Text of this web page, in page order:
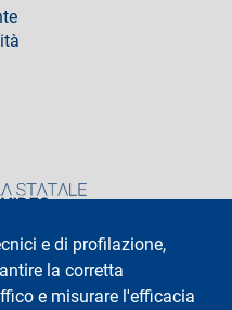
e di profilazione,
la corretta
e misurare l'efficacia